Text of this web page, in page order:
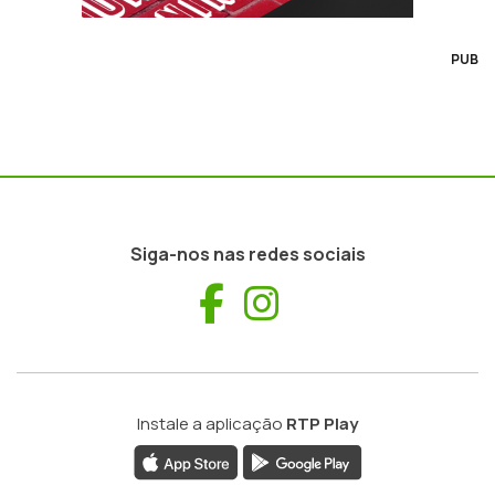
PUB
Siga-nos nas redes sociais
Facebook
Instale a aplicação RTP Play